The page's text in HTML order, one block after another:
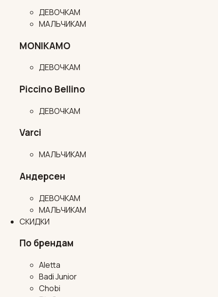
ДЕВОЧКАМ
МАЛЬЧИКАМ
MONIKAMO
ДЕВОЧКАМ
Piccino Bellino
ДЕВОЧКАМ
Varci
МАЛЬЧИКАМ
Андерсен
ДЕВОЧКАМ
МАЛЬЧИКАМ
СКИДКИ
По брендам
Aletta
Badi Junior
Chobi